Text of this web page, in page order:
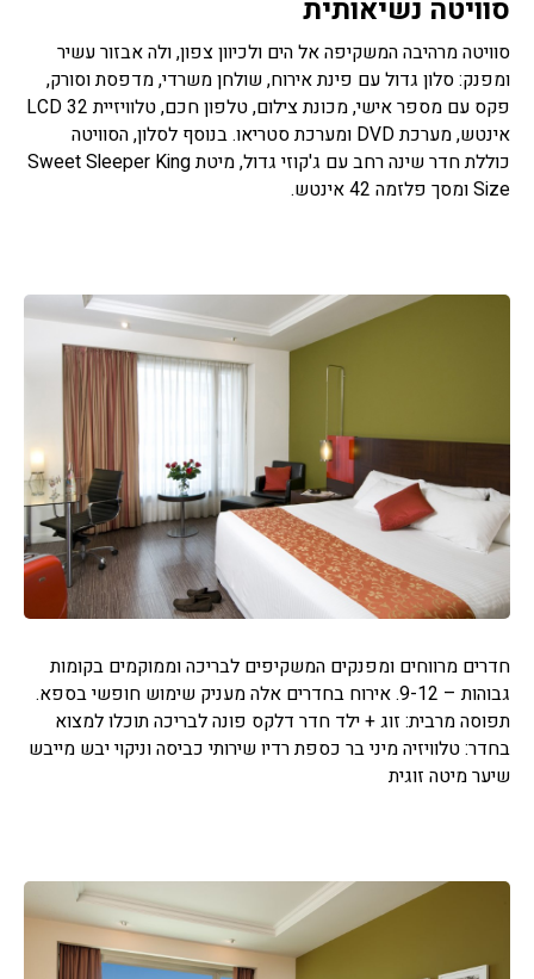
סוויטה נשיאותית
סוויטה מרהיבה המשקיפה אל הים ולכיוון צפון, ולה אבזור עשיר
ומפנק: סלון גדול עם פינת אירוח, שולחן משרדי, מדפסת וסורק,
פקס עם מספר אישי, מכונת צילום, טלפון חכם, טלוויזיית LCD 32
אינטש, מערכת DVD ומערכת סטריאו. בנוסף לסלון, הסוויטה
כוללת חדר שינה רחב עם ג'קוזי גדול, מיטת Sweet Sleeper King
Size ומסך פלזמה 42 אינטש.
חדרים מרווחים ומפנקים המשקיפים לבריכה וממוקמים בקומות
גבוהות – 9-12. אירוח בחדרים אלה מעניק שימוש חופשי בספא.
תפוסה מרבית: זוג + ילד חדר דלקס פונה לבריכה תוכלו למצוא
בחדר: טלוויזיה מיני בר כספת רדיו שירותי כביסה וניקוי יבש מייבש
שיער מיטה זוגית